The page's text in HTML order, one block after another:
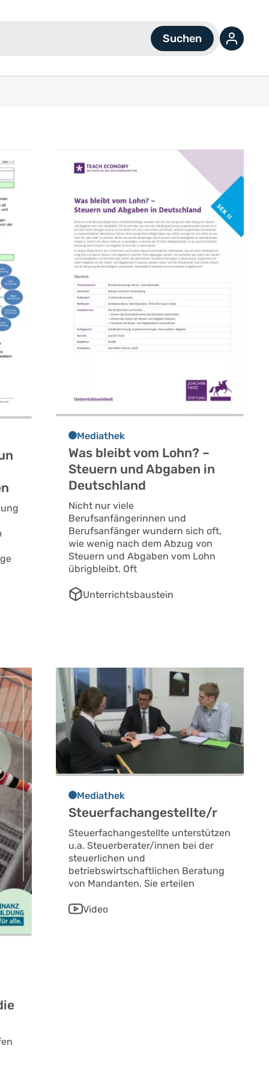
Mediathek
Was bleibt vom Lohn? –
Steuern und Abgaben in
Deutschland
Nicht nur viele
Berufsanfängerinnen und
Berufsanfänger wundern sich oft,
wie wenig nach dem Abzug von
Steuern und Abgaben vom Lohn
übrigbleibt. Oft
Unterrichtsbaustein
Mediathek
Steuerfachangestellte/r
Steuerfachangestellte unterstützen
u.a. Steuerberater/innen bei der
steuerlichen und
betriebswirtschaftlichen Beratung
von Mandanten. Sie erteilen
Video